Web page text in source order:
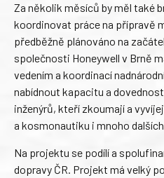
Za několik měsíců by měl také
koordinovat práce na přípravě
předběžně plánováno na
společnosti Honeywell v Brně
vedením a koordinací
nabídnout kapacitu a
inženýrů, kteří zkoumají a
a kosmonautiku i mnoho
Na projektu se podílí a
dopravy ČR. Projekt má velký